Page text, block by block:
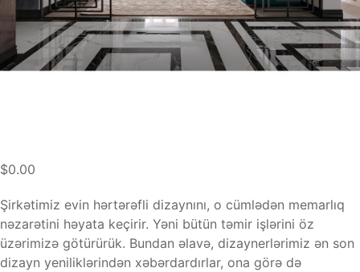
$0.00
Şirkətimiz evin hərtərəfli dizaynını, o cümlədən memarlıq
nəzarətini həyata keçirir. Yəni bütün təmir işlərini öz
üzərimizə götürürük. Bundan əlavə, dizaynerlərimiz ən son
dizayn yeniliklərindən xəbərdardırlar, ona görə də